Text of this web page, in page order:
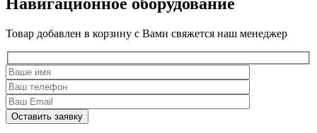
Товар добавлен в корзину с Вами свяжется наш менеджер